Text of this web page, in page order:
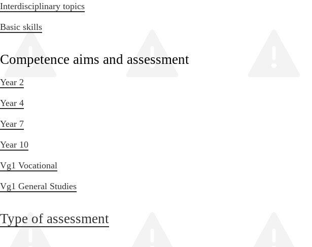
Interdisciplinary topics
Basic skills
Competence aims and assessment
Year 2
Year 4
Year 7
Year 10
Vg1 Vocational
Vg1 General Studies
Type of assessment